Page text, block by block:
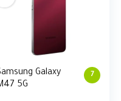
7
Galaxy
5G